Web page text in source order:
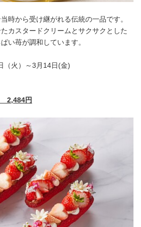
時から受け継がれる伝統の一品です。
カスタードクリームとサクサクとした
い苺が調和しています。
（火）～3月14日(金)
2,484円